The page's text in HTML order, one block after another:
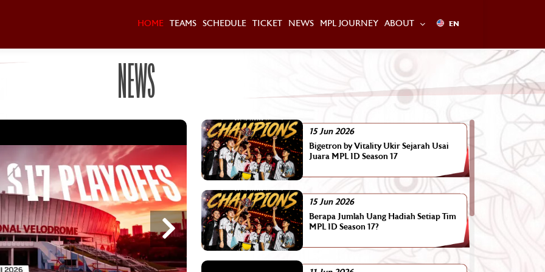
HOME TEAMS SCHEDULE TICKET NEWS MPL JOURNEY ABOUT EN
NEWS
15 Jun 2026
Bigetron by Vitality Ukir Sejarah Usai
Juara MPL ID Season 17
15 Jun 2026
Berapa Jumlah Uang Hadiah Setiap Tim
MPL ID Season 17?